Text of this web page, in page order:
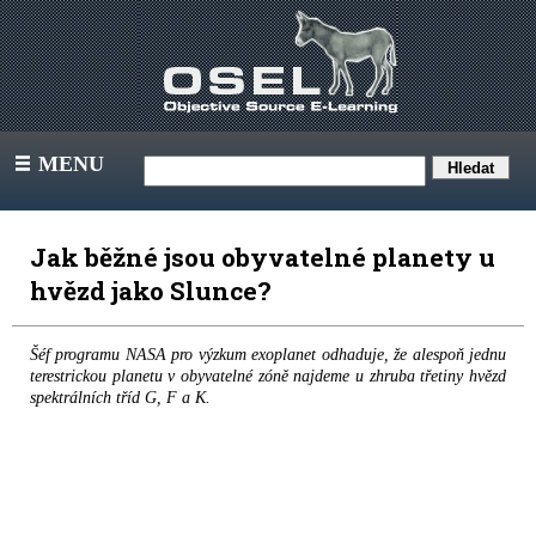
III MENU
Jak běžné jsou obyvatelné planety u
hvězd jako Slunce?
Šéf programu NASA pro výzkum exoplanet odhaduje, že alespoň jednu
terestrickou planetu v obyvatelné zóně najdeme u zhruba třetiny hvězd
spektrálních tříd G, F a K.